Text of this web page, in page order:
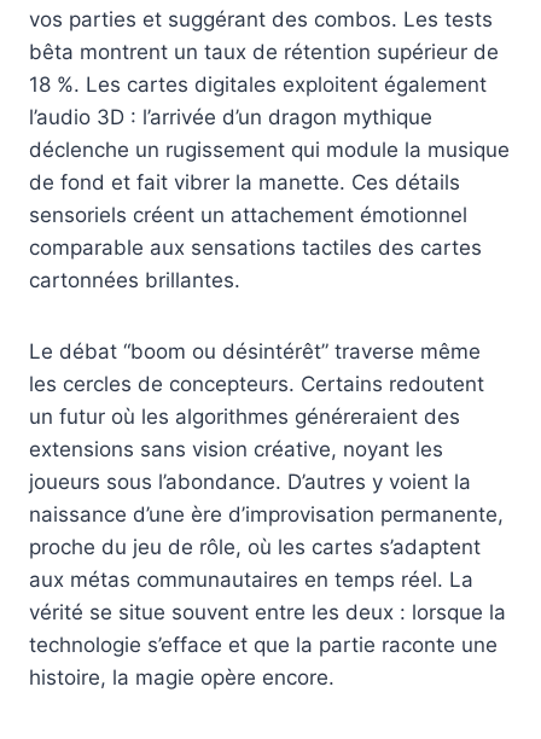
vos parties et suggérant des combos. Les tests
bêta montrent un taux de rétention supérieur de
18 %. Les cartes digitales exploitent également
l’audio 3D : l’arrivée d’un dragon mythique
déclenche un rugissement qui module la musique
de fond et fait vibrer la manette. Ces détails
sensoriels créent un attachement émotionnel
comparable aux sensations tactiles des cartes
cartonnées brillantes.
Le débat “boom ou désintérêt” traverse même
les cercles de concepteurs. Certains redoutent
un futur où les algorithmes généreraient des
extensions sans vision créative, noyant les
joueurs sous l’abondance. D’autres y voient la
naissance d’une ère d’improvisation permanente,
proche du jeu de rôle, où les cartes s’adaptent
aux métas communautaires en temps réel. La
vérité se situe souvent entre les deux : lorsque la
technologie s’efface et que la partie raconte une
histoire, la magie opère encore.